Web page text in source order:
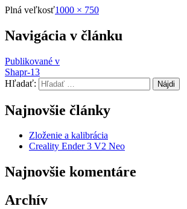
Plná veľkosť1000 × 750
Navigácia v článku
Publikované v
Shapr-13
Hľadať:
Najnovšie články
Zloženie a kalibrácia
Creality Ender 3 V2 Neo
Najnovšie komentáre
Archív